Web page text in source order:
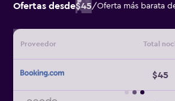
Ofertas desde$45/Oferta más barata
Proveedor Total
$45